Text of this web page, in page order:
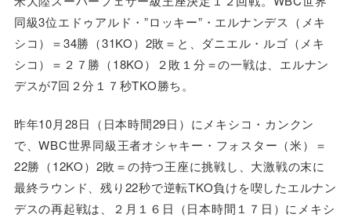
同級3位エドゥアルド・”ロッキー”・エルナンデス（メキ
シコ）＝34勝（31KO）2敗＝と、ダニエル・ルゴ（メキ
シコ）＝２７勝（18KO）２敗１分＝の一戦は、エルナン
デスが7回２分１７秒TKO勝ち。
昨年10月28日（日本時間29日）にメキシコ・カンクン
で、WBC世界同級王者オシャキー・フォスター（米）＝
22勝（12KO）2敗＝の持つ王座に挑戦し、大激戦の末に
最終ラウンド、残り22秒で逆転TKO負けを喫したエルナン
デスの再起戦は、２月１６日（日本時間１７日）にメキシ